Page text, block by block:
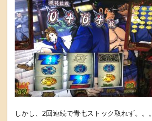
しかし、2回連続で青七ストック取れず。。。